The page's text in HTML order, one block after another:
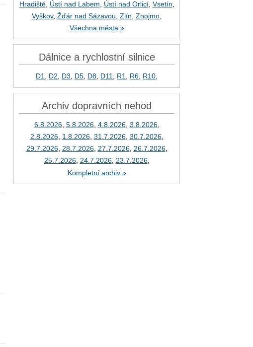
Hradiště, Ústí nad Labem Ústí nad Orlicí, Vsetín
Vyškov, Žďár nad Sázavou Zlín Znojmo
Všechna města »
Dálnice a rychlostní silnice
D1 D2 D3 D5 D8 D11 R1 R6 R10
Archiv dopravních nehod
6.8.2026, 5.8.2026, 4.8.2026, 3.8.2026,
2.8.2026, 1.8.2026, 31.7.2026, 30.7.2026,
29.7.2026, 28.7.2026, 27.7.2026, 26.7.2026,
25.7.2026, 24.7.2026, 23.7.2026,
Kompletní archiv »